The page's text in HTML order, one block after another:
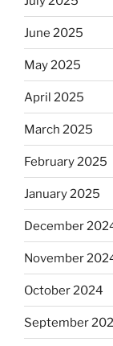
June 2025
May 2025
April 2025
March 2025
February 2025
January 2025
December
November
October 2024
September